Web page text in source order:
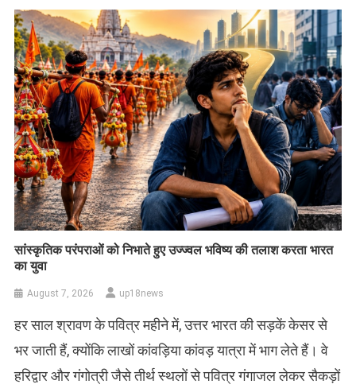
सांस्कृतिक परंपराओं को निभाते हुए उज्ज्वल भविष्य की तलाश करता भारत
का युवा
August 7, 2026 up18news
हर साल श्रावण के पवित्र महीने में, उत्तर भारत की सड़कें केसर से
भर जाती हैं, क्योंकि लाखों कांवड़िया कांवड़ यात्रा में भाग लेते हैं। वे
हरिद्वार और गंगोत्री जैसे तीर्थ स्थलों से पवित्र गंगाजल लेकर सैकड़ों